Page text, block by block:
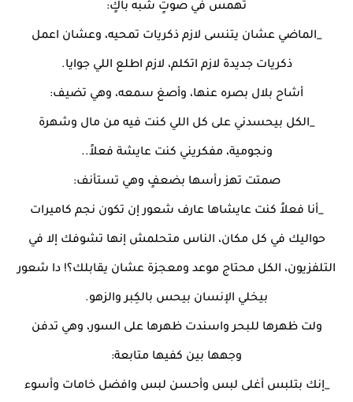
تهمس في صوتٍ شبه باكٍ:
_الماضي عشان يتنسى لازم ذكريات تمحيه، وعشان اعمل
ذكريات جديدة لازم اتكلم، لازم اطلع اللي جوايا.
أشاح بلال بصره عنها، وأصغ سمعه، وهي تضيف:
_الكل بيحسدني على كل اللي كنت فيه من مال وشهرة
ونجومية، مفكريني كنت عايشة فعلاً..
صمتت تهز رأسها بضعفٍ وهي تستأنف:
_أنا فعلاً كنت عايشاها عارف شعور إن تكون نجم كاميرات
حواليك في كل مكان، الناس متحلمش إنها تشوفك إلا في
التلفزيون، الكل محتاج موعد ومعجزة عشان يقابلك؟! دا شعور
بيخلي الإنسان بيحس بالكِبر والزهو.
ولت ظهرها للبحر واسندت ظهرها على السور، وهي تدفن
وجهها بين كفيها متابعة:
_إنك بتلبس أغلى لبس وأحسن لبس وافضل خامات وأسوء